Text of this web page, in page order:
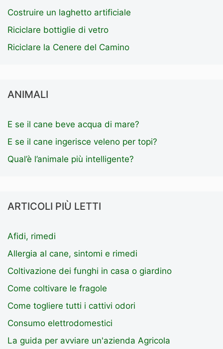
Costruire un laghetto artificiale
Riciclare bottiglie di vetro
Riciclare la Cenere del Camino
ANIMALI
E se il cane beve acqua di mare?
E se il cane ingerisce veleno per topi?
Qual’è l’animale più intelligente?
ARTICOLI PIÙ LETTI
Afidi, rimedi
Allergia al cane, sintomi e rimedi
Coltivazione dei funghi in casa o giardino
Come coltivare le fragole
Come togliere tutti i cattivi odori
Consumo elettrodomestici
La guida per avviare un'azienda Agricola